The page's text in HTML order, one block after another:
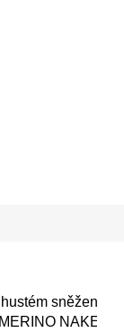
sněžení
NAKED